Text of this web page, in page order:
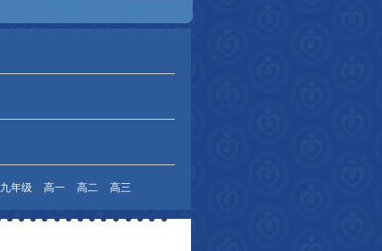
九年级 高一 高二 高三